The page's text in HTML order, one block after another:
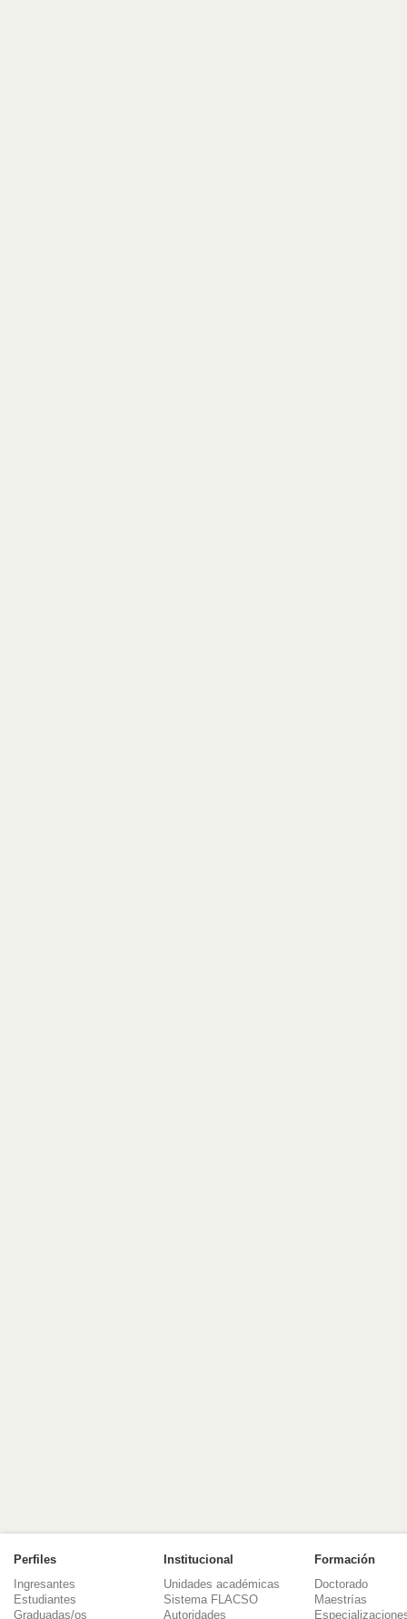
Perfiles
Ingresantes
Estudiantes
Graduadas/os
Institucional
Unidades académicas
Sistema FLACSO
Autoridades
Formación
Doctorado
Maestrías